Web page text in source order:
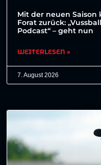
Mit der neuen
Forat zurück:
Podcast“ – geht nun
WEITERLESEN »
7. August 2026